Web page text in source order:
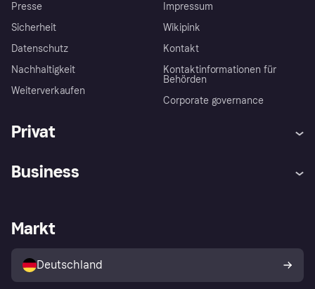
Presse
Sicherheit
Datenschutz
Nachhaltigkeit
Weiterverkaufen
Impressum
Wikipink
Kontakt
Kontaktinformationen für
Behörden
Corporate governance
Privat
Klarna App
Shops entdecken
Käuferschutzrichtlinie
Dein Widerrufsrecht
Business
Händlerportal
Markt
Deutschland